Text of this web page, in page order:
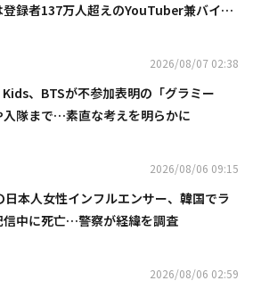
登録者137万人超えのYouTuber兼バイオ
2026/08/07 02:38
、BTSが不参加表明の「グラミー
入隊まで…素直な考えを明らかに
2026/08/06 09:15
日本人女性インフルエンサー、韓国でラ
信中に死亡…警察が経緯を調査
2026/08/06 02:59